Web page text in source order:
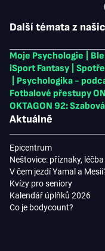
Další témata z
Moje Psychologie
iSport Fantasy
Psychologika -
Fotbalové přestupy
OKTAGON 92:
Aktuálně
Epicentrum
Neštovice: příznaky, léčba
V čem jezdí Yamal a
Kvízy pro seniory
Kalendář úplňků 2026
Co je bodycount?